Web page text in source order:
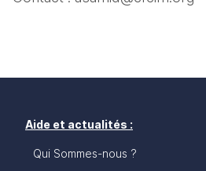
Aide et actualités :
Qui Sommes-nous ?